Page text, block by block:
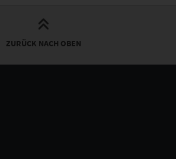
ZURÜCK NACH OBEN